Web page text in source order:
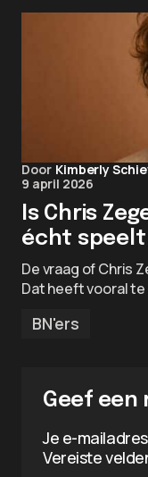
Door Kimberly
9 april 2026
Is Chris
écht speelt
De vraag of Chris
Dat heeft vooral
BN'ers
Geef een
Je e-
Vereiste